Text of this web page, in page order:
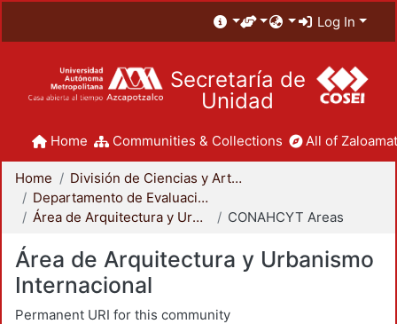
Log In
Secretaría de
Unidad
Home Communities & Collections All of
Home
División de Ciencias y Artes para el Diseño
Departamento de Evaluación del Diseño en el Tiempo
Área de Arquitectura y Urbanismo Internacional
CONAHCYT Areas
Área de Arquitectura y Urbanismo
Internacional
Permanent URI for this community